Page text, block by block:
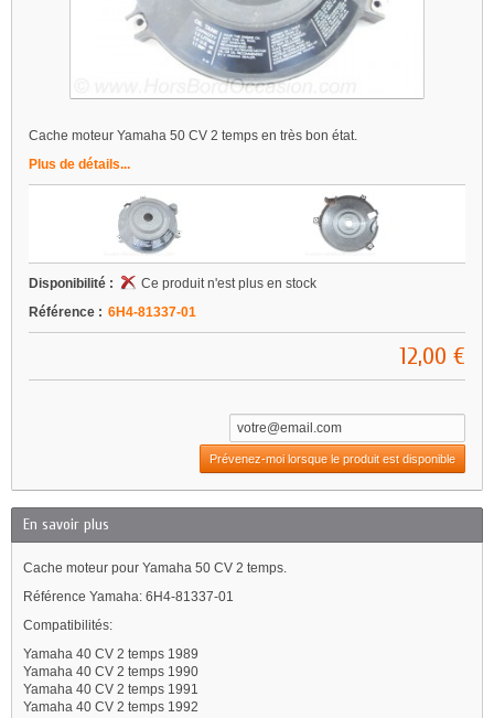
Cache moteur Yamaha 50 CV 2 temps en très bon état.
Plus de détails...
Disponibilité :
Ce produit n'est plus en stock
Référence : 6H4-81337-01
12,00 €
Prévenez-moi lorsque le produit est disponible
En savoir plus
Cache moteur pour Yamaha 50 CV 2 temps.
Référence Yamaha: 6H4-81337-01
Compatibilités:
Yamaha 40 CV 2 temps 1989
Yamaha 40 CV 2 temps 1990
Yamaha 40 CV 2 temps 1991
Yamaha 40 CV 2 temps 1992